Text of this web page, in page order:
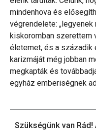
mindenhova és
végrendelete: „legyenek
kiskoromban szerettem
életemet, és a századik
karizmáját még jobban
megkapták és
egyház emberiségnek
Szükségünk van